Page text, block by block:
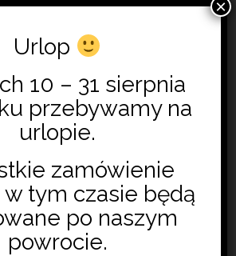
Urlop
10 – 31 sierpnia
przebywamy na
urlopie.
zamówienie
w tym czasie będą
po naszym
powrocie.
×